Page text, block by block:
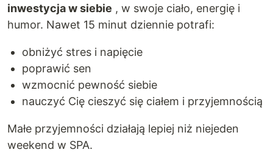
inwestycja w siebie , w swoje ciało, energię i
humor. Nawet 15 minut dziennie potrafi:
obniżyć stres i napięcie
poprawić sen
wzmocnić pewność siebie
nauczyć Cię cieszyć się ciałem i przyjemnością
Małe przyjemności działają lepiej niż niejeden
weekend w SPA.